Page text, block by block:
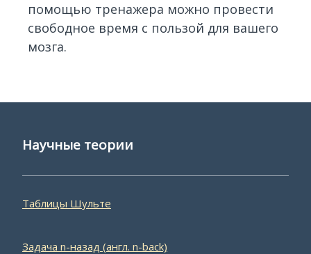
помощью тренажера можно провести
свободное время с пользой для вашего
мозга.
Научные теории
Таблицы Шульте
Задача n-назад (англ. n-back)